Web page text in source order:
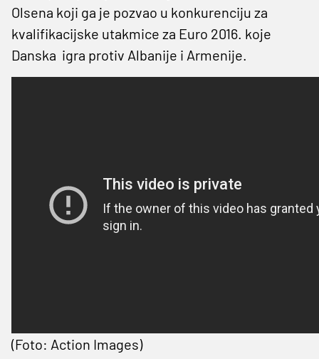
Olsena koji ga je pozvao u konkurenciju za
kvalifikacijske utakmice za Euro 2016. koje
Danska igra protiv Albanije i Armenije.
(Foto: Action Images)